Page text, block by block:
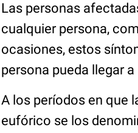
Las personas
cualquier persona,
ocasiones, estos
persona pueda llegar
A los períodos en que
eufórico se los